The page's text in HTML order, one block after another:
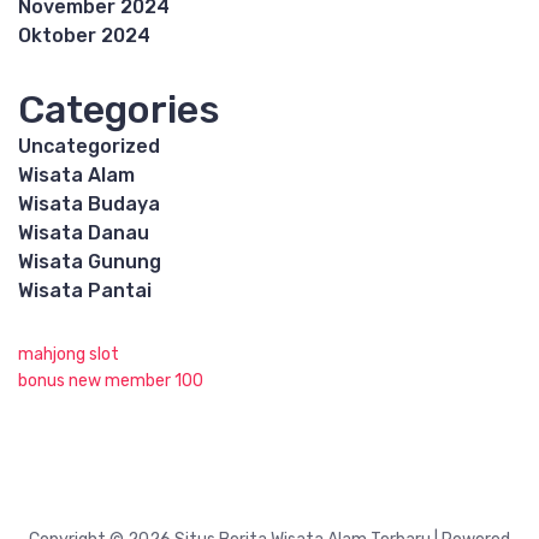
November 2024
Oktober 2024
Categories
Uncategorized
Wisata Alam
Wisata Budaya
Wisata Danau
Wisata Gunung
Wisata Pantai
mahjong slot
bonus new member 100